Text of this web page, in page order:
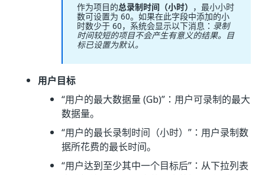
作为项目的总录制时间（小时） ，最小小时
数可设置为 60。如果在此字段中添加的小
时数少于 60，系统会显示以下消息： 录制
时间较短的项目不会产生有意义的结果。目
标已设置为默认。
用户目标
“用户的最大数据量 (Gb)” ：用户可录制的最大
数据量。
“用户的最长录制时间（小时）” ：用户录制数
据所花费的最长时间。
“用户达到至少其中一个目标后” ：从下拉列表